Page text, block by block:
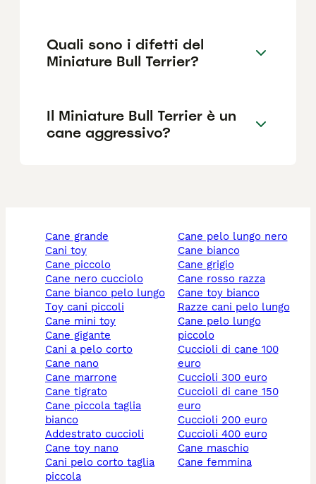
Quali sono i difetti del
Miniature Bull Terrier?
Il Miniature Bull Terrier è un
cane aggressivo?
cane grande
cani toy
cane piccolo
cane nero cucciolo
cane bianco pelo lungo
toy cani piccoli
cane mini toy
cane gigante
cani a pelo corto
cane nano
cane marrone
cane tigrato
cane piccola taglia
bianco
addestrato cuccioli
cane toy nano
cani pelo corto taglia
piccola
cane pelo lungo nero
cane bianco
cane grigio
cane rosso razza
cane toy bianco
razze cani pelo lungo
cane pelo lungo
piccolo
cuccioli di cane 100
euro
cuccioli 300 euro
cuccioli di cane 150
euro
cuccioli 200 euro
cuccioli 400 euro
cane maschio
cane femmina